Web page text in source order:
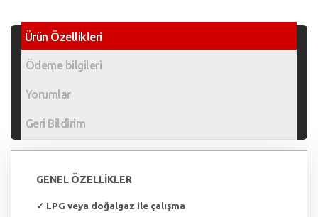
Ürün Özellikleri
Ödeme bilgileri
Yorumlar
Geri Bildirim
GENEL ÖZELLİKLER
✓ LPG veya doğalgaz ile çalışma